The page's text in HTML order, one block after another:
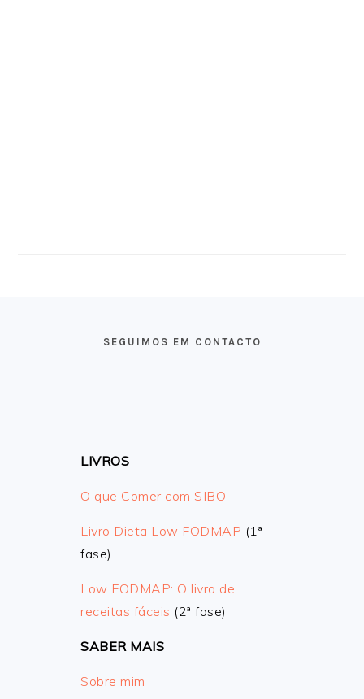
SEGUIMOS EM CONTACTO
LIVROS
O que Comer com SIBO
Livro Dieta Low FODMAP (1ª
fase)
Low FODMAP: O livro de
receitas fáceis (2ª fase)
SABER MAIS
Sobre mim